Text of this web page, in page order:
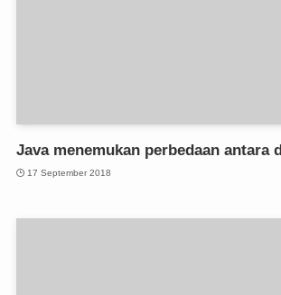
Java menemukan perbedaan antara
17 September 2018